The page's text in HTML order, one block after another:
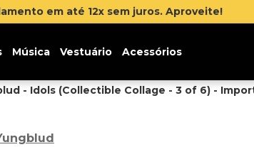
em até 12x sem juros. Aproveite!
Música Vestuário Acessórios
- Idols (Collectible Collage - 3 of 6) -